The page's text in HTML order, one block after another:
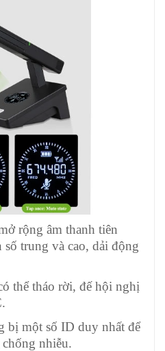
rộng âm thanh tiên
trung và cao, dải động
thể tháo rời, đế hội nghị
bị một số ID duy nhất để
nhiễu.